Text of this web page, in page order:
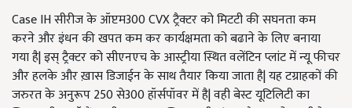
Case IHसीरीज के ऑप्टम300 CVXट्रैक्टर को मिटटी की सघनता कम
करने और इंधन की खपत कम कर कार्यक्षमता को बढाने के लिए बनाया
गया है|इस् ट्रैक्टर को सीएनएच के आस्ट्रीया स्थित वलेंटिन प्लांट में न्यू फीचर
और हलके और ख़ास डिजाईन के साथ तैयार किया जाता है|यह टग्राहकों की
जरुरत के अनुरूप250से300हॉर्सपॉवर में है|वही बेस्ट यूटिलिटी का